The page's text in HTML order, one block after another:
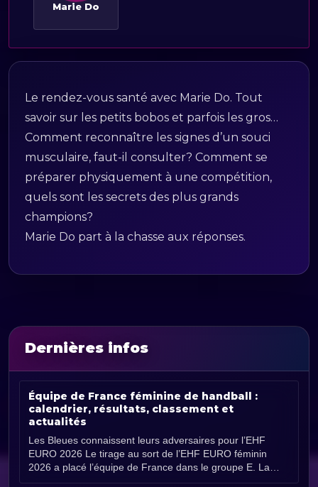
Marie Do
Le rendez-vous santé avec Marie Do. Tout
savoir sur les petits bobos et parfois les gros…
Comment reconnaître les signes d’un souci
musculaire, faut-il consulter? Comment se
préparer physiquement à une compétition,
quels sont les secrets des plus grands
champions?
Marie Do part à la chasse aux réponses.
Dernières infos
Équipe de France féminine de handball :
calendrier, résultats, classement et
actualités
Les Bleues connaissent leurs adversaires pour l’EHF
EURO 2026 Le tirage au sort de l’EHF EURO féminin
2026 a placé l’équipe de France dans le groupe E. La
compétition se [...]